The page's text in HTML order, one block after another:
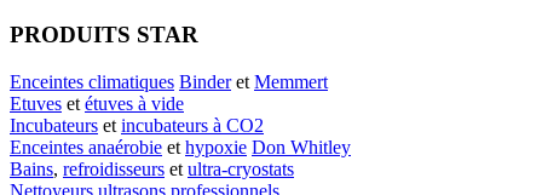
PRODUITS STAR
Enceintes climatiques Binderet Memmert
Etuves et étuves à vide
Incubateurs et incubateurs à CO2
Enceintes anaérobie et hypoxie Don Whitley
Bains, refroidisseurs et ultra-cryostats
Nettoyeurs ultrasons professionnels